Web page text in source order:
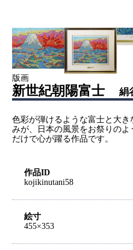
版画
新世紀朝陽富士 絹
色彩が弾けるような富士と大
みが、日本の風景をお祭りの
だけで心が躍る作品です。
作品ID
kojikinutani58
絵寸
455×353